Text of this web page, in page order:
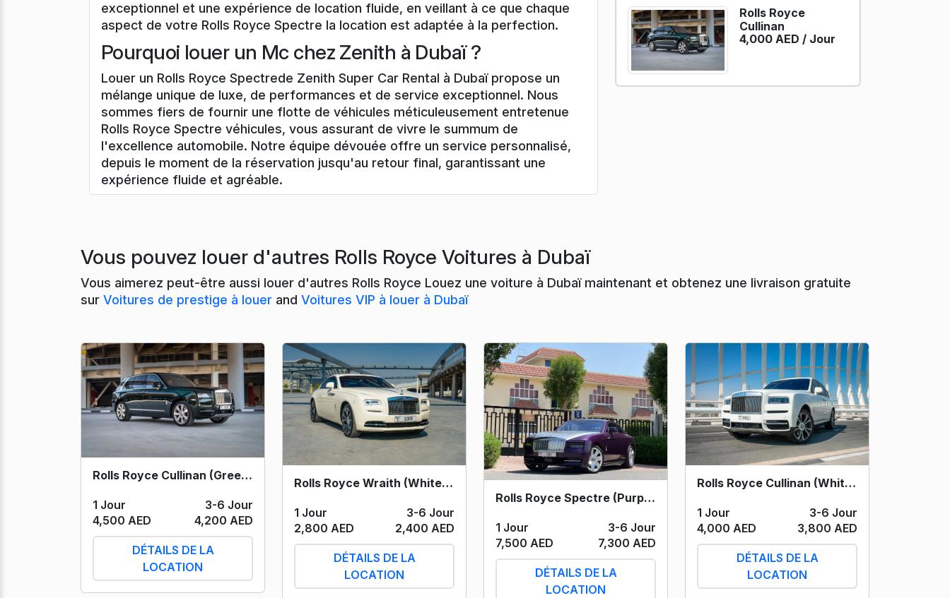
exceptionnel et une expérience de location fluide, en veillant à ce que chaque
aspect de votre Rolls Royce Spectre la location est adaptée à la perfection.
Pourquoi louer un Mc chez Zenith à Dubaï ?
Louer un Rolls Royce Spectrede Zenith Super Car Rental à Dubaï propose un
mélange unique de luxe, de performances et de service exceptionnel. Nous
sommes fiers de fournir une flotte de véhicules méticuleusement entretenue
Rolls Royce Spectre véhicules, vous assurant de vivre le summum de
l'excellence automobile. Notre équipe dévouée offre un service personnalisé,
depuis le moment de la réservation jusqu'au retour final, garantissant une
expérience fluide et agréable.
Rolls Royce
Cullinan
4,000 AED / Jour
Vous pouvez louer d'autres Rolls Royce Voitures à Dubaï
Vous aimerez peut-être aussi louer d'autres Rolls Royce Louez une voiture à Dubaï maintenant et obtenez une livraison gratuite
sur Voitures de prestige à louer and Voitures VIP à louer à Dubaï
Rolls Royce Cullinan (Green) 2021
1 Jour
3-6 Jour
4,500 AED
4,200 AED
DÉTAILS DE LA
LOCATION
Rolls Royce Wraith (White) 2019
1 Jour
3-6 Jour
2,800 AED
2,400 AED
DÉTAILS DE LA
LOCATION
Rolls Royce Spectre (Purple) 2024
1 Jour
3-6 Jour
7,500 AED
7,300 AED
DÉTAILS DE LA
LOCATION
Rolls Royce Cullinan (White) 2019
1 Jour
3-6 Jour
4,000 AED
3,800 AED
DÉTAILS DE LA
LOCATION